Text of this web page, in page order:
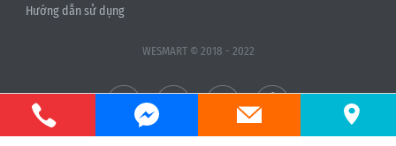
Hướng dẫn sử dụng
WESMART © 2018 - 2022